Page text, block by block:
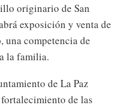
originario de San
exposición y venta de
una competencia de
la familia.
de La Paz
de las